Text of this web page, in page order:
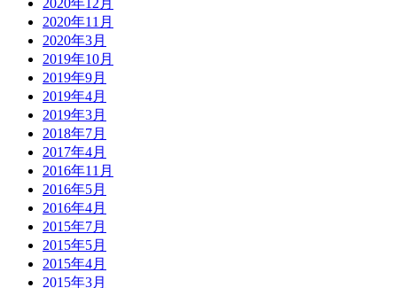
2020年11月
2020年3月
2019年10月
2019年9月
2019年4月
2019年3月
2018年7月
2017年4月
2016年11月
2016年5月
2016年4月
2015年7月
2015年5月
2015年4月
2015年3月